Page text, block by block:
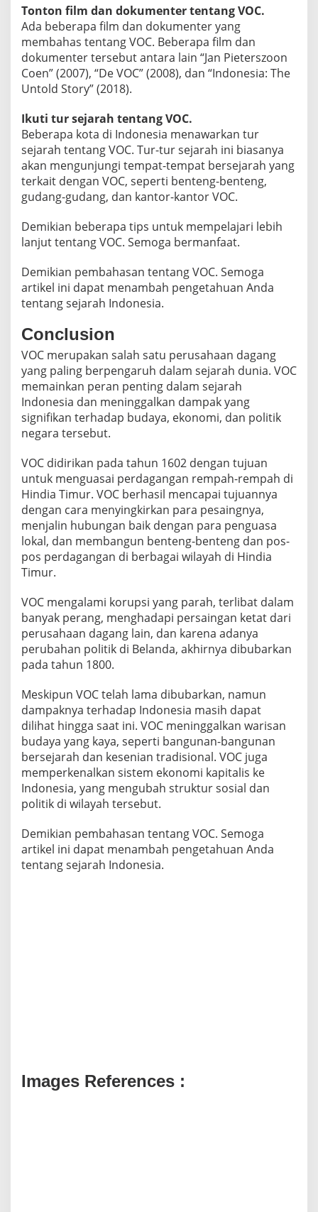
Tonton film dan dokumenter tentang VOC.
Ada beberapa film dan dokumenter yang
membahas tentang VOC. Beberapa film dan
dokumenter tersebut antara lain “Jan Pieterszoon
Coen” (2007), “De VOC” (2008), dan “Indonesia: The
Untold Story” (2018).
Ikuti tur sejarah tentang VOC.
Beberapa kota di Indonesia menawarkan tur
sejarah tentang VOC. Tur-tur sejarah ini biasanya
akan mengunjungi tempat-tempat bersejarah yang
terkait dengan VOC, seperti benteng-benteng,
gudang-gudang, dan kantor-kantor VOC.
Demikian beberapa tips untuk mempelajari lebih
lanjut tentang VOC. Semoga bermanfaat.
Demikian pembahasan tentang VOC. Semoga
artikel ini dapat menambah pengetahuan Anda
tentang sejarah Indonesia.
Conclusion
VOC merupakan salah satu perusahaan dagang
yang paling berpengaruh dalam sejarah dunia. VOC
memainkan peran penting dalam sejarah
Indonesia dan meninggalkan dampak yang
signifikan terhadap budaya, ekonomi, dan politik
negara tersebut.
VOC didirikan pada tahun 1602 dengan tujuan
untuk menguasai perdagangan rempah-rempah di
Hindia Timur. VOC berhasil mencapai tujuannya
dengan cara menyingkirkan para pesaingnya,
menjalin hubungan baik dengan para penguasa
lokal, dan membangun benteng-benteng dan pos-
pos perdagangan di berbagai wilayah di Hindia
Timur.
VOC mengalami korupsi yang parah, terlibat dalam
banyak perang, menghadapi persaingan ketat dari
perusahaan dagang lain, dan karena adanya
perubahan politik di Belanda, akhirnya dibubarkan
pada tahun 1800.
Meskipun VOC telah lama dibubarkan, namun
dampaknya terhadap Indonesia masih dapat
dilihat hingga saat ini. VOC meninggalkan warisan
budaya yang kaya, seperti bangunan-bangunan
bersejarah dan kesenian tradisional. VOC juga
memperkenalkan sistem ekonomi kapitalis ke
Indonesia, yang mengubah struktur sosial dan
politik di wilayah tersebut.
Demikian pembahasan tentang VOC. Semoga
artikel ini dapat menambah pengetahuan Anda
tentang sejarah Indonesia.
Images References :